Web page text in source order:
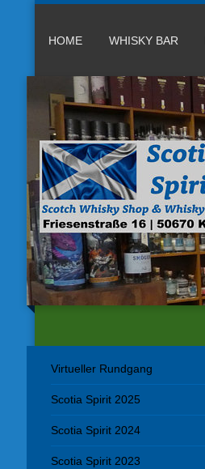
HOME WHISKY BAR
Virtueller Rundgang
Scotia Spirit 2025
Scotia Spirit 2024
Scotia Spirit 2023